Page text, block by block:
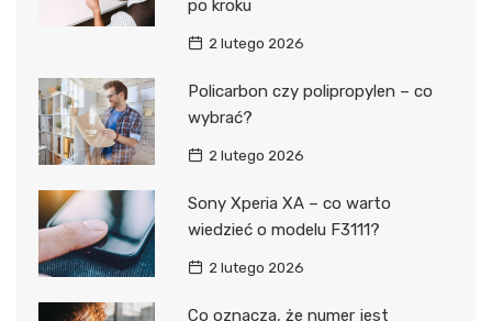
po kroku
2 lutego 2026
Policarbon czy polipropylen – co
wybrać?
2 lutego 2026
Sony Xperia XA – co warto
wiedzieć o modelu F3111?
2 lutego 2026
Co oznacza, że numer jest